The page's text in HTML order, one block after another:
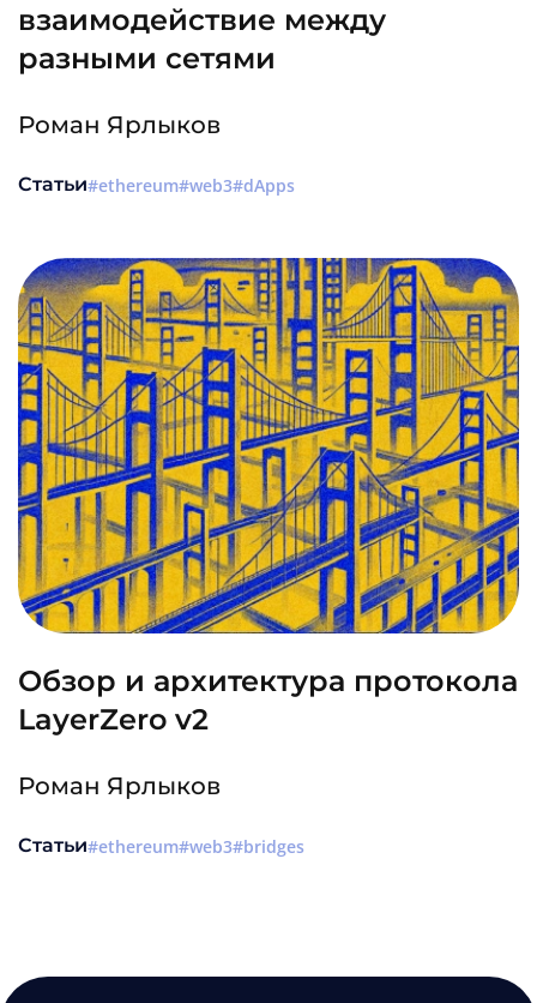
взаимодействие между
разными сетями
Роман Ярлыков
Статьи ethereum web3 dApps
Обзор и архитектура протокола
LayerZero v2
Роман Ярлыков
Статьи ethereum web3 bridges